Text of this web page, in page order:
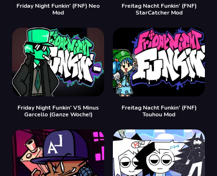
Friday Night Funkin' (FNF) Neo
Mod
Freitag Nacht Funkin' (FNF)
StarCatcher Mod
Friday Night Funkin' VS Minus
Garcello (Ganze Woche!)
Freitag Nacht Funkin' (FNF)
Touhou Mod